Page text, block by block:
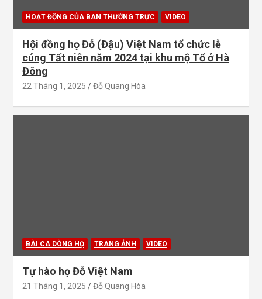
HOẠT ĐỘNG CỦA BAN THƯỜNG TRỰC VIDEO
Hội đồng họ Đỗ (Đậu) Việt Nam tổ chức lễ
cúng Tất niên năm 2024 tại khu mộ Tổ ở Hà
Đông
22 Tháng 1, 2025 Đỗ Quang Hòa
BÀI CA DÒNG HỌ TRANG ẢNH VIDEO
Tự hào họ Đỗ Việt Nam
21 Tháng 1, 2025 Đỗ Quang Hòa